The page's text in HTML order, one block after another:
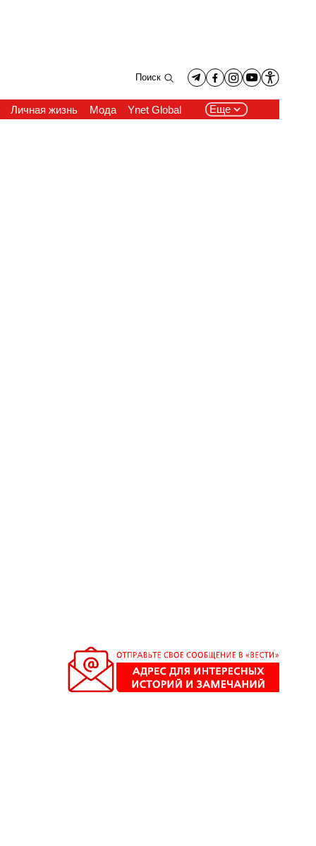
Поиск
Личная жизнь Мода Ynet Global Еще